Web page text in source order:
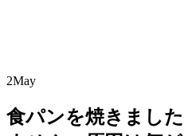
2May
食パンを焼きまし